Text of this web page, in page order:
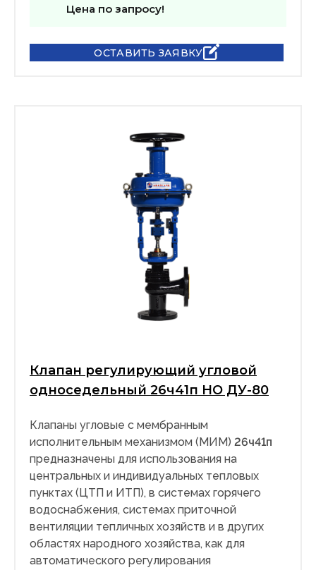
Цена по запросу!
ОСТАВИТЬ ЗАЯВКУ
Клапан регулирующий угловой
односедельный 26ч41п НО ДУ-80
Клапаны угловые с мембранным
исполнительным механизмом (МИМ) 26ч41п
предназначены для использования на
центральных и индивидуальных тепловых
пунктах (ЦТП и ИТП), в системах горячего
водоснабжения, системах приточной
вентиляции тепличных хозяйств и в других
областях народного хозяйства, как для
автоматического регулирования